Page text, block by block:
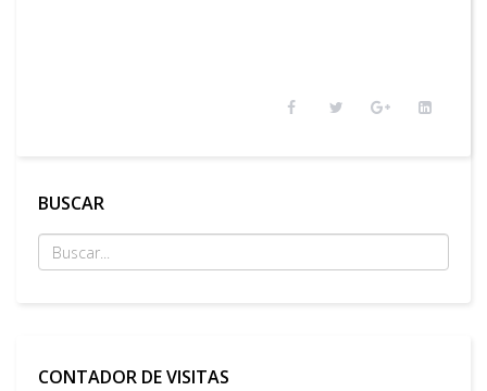
BUSCAR
CONTADOR DE VISITAS